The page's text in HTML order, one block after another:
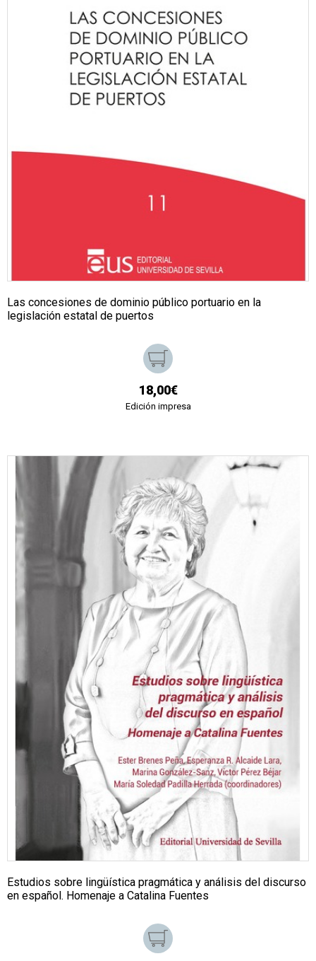
Las concesiones de dominio público portuario en la
legislación estatal de puertos
18,00€
Edición impresa
Estudios sobre lingüística pragmática y análisis del discurso
en español. Homenaje a Catalina Fuentes